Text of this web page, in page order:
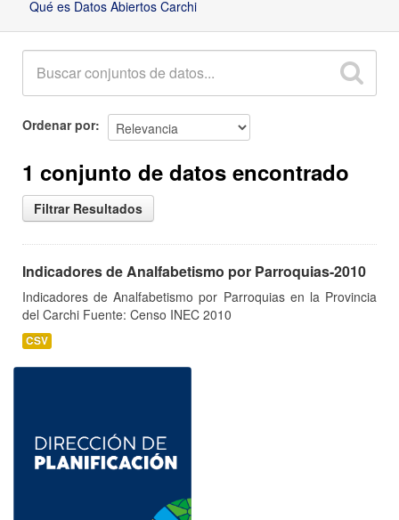
Qué es Datos Abiertos Carchi
Ordenar por
1 conjunto de datos encontrado
Filtrar Resultados
Indicadores de Analfabetismo por Parroquias-2010
Indicadores de Analfabetismo por Parroquias en la Provincia
del Carchi Fuente: Censo INEC 2010
CSV